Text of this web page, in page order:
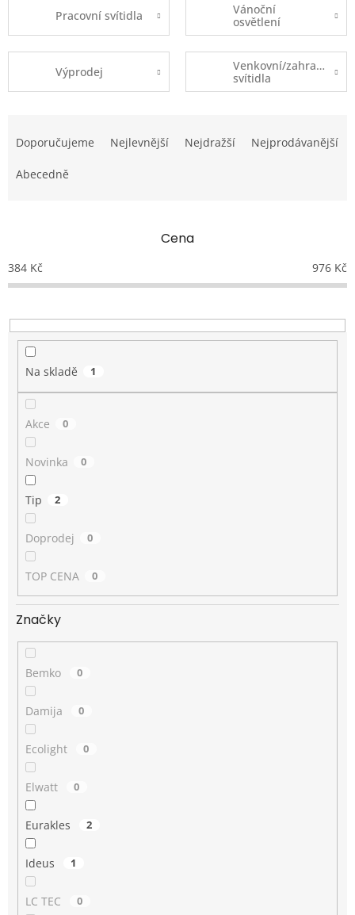
Pracovní svítidla
Vánoční
osvětlení
Výprodej
Venkovní/zahradní
svítidla
a
e
o
d
k
t
Doporučujeme Nejlevnější Nejdražší Nejprodávanější
Abecedně
Cena
384 Kč 976 Kč
Na skladě 1
Akce 0
Novinka 0
Tip 2
Doprodej 0
TOP CENA 0
Značky
Bemko 0
Damija 0
Ecolight 0
Elwatt 0
Eurakles 2
Ideus 1
LC TEC 0